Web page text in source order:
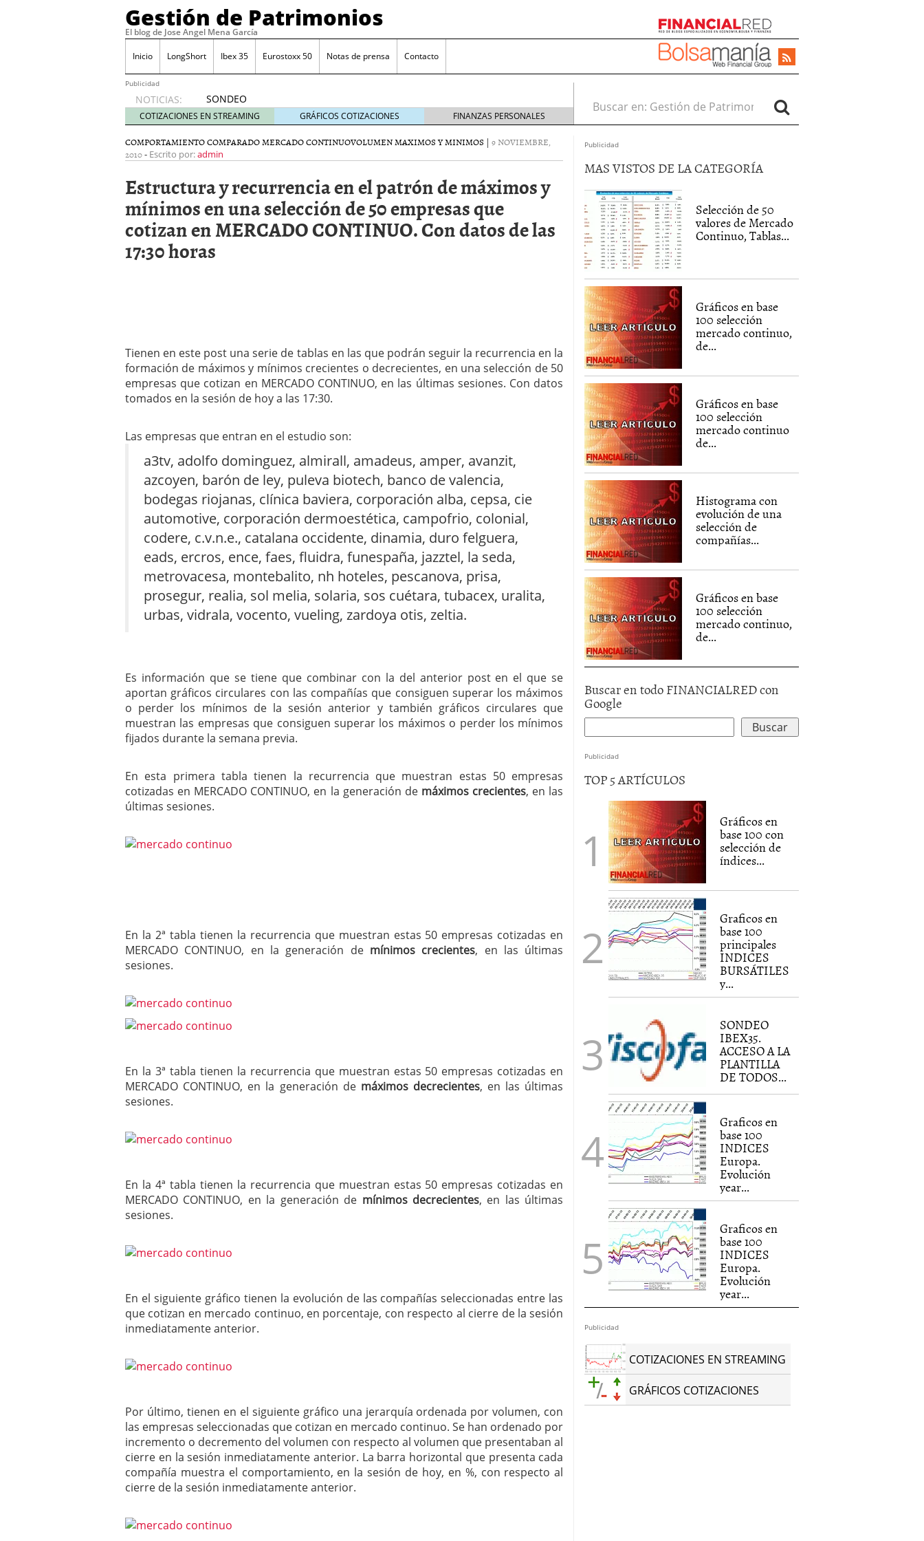
Gestión de Patrimonios
El blog de Jose Angel Mena García
Inicio LongShort Ibex 35 Eurostoxx 50 Notas de prensa Contacto
Publicidad
NOTICIAS:
SONDEO
IBEX35.
ACCESO
A LA
PLANTILLA
TODOS
LOS
VALORES
DE
IBEX35
mayo 29,
y a?n tienen recorrido adicional
mayo 24, 2013
CATALEJO SOBRE IBEX35. TERMOMETROS. Aún con recorrido a la baja para
alcanzar la zona de sobreventa y entonces si se podría apostar por un
rebote interesante
COTIZACIONES EN STREAMING GRÁFICOS COTIZACIONES FINANZAS PERSONALES
Buscar en:
COMPORTAMIENTO COMPARADO MERCADO CONTINUOVOLUMEN MAXIMOS Y MINIMOS | 9 NOVIEMBRE,
2010- Escrito por:admin
Estructura y recurrencia en el patrón de máximos y
mínimos en una selección de 50 empresas que
cotizan en MERCADO CONTINUO. Con datos de las
17:30 horas
Tienen en este post una serie de tablas en las que podrán seguir la recurrencia en la
formación de máximos y mínimos crecientes o decrecientes, en una selección de 50
empresas que cotizan en MERCADO CONTINUO, en las últimas sesiones. Con datos
tomados en la sesión de hoy a las 17:30.
Las empresas que entran en el estudio son:
a3tv, adolfo dominguez, almirall, amadeus, amper, avanzit,
azcoyen, barón de ley, puleva biotech, banco de valencia,
bodegas riojanas, clínica baviera, corporación alba, cepsa, cie
automotive, corporación dermoestética, campofrio, colonial,
codere, c.v.n.e., catalana occidente, dinamia, duro felguera,
eads, ercros, ence, faes, fluidra, funespaña, jazztel, la seda,
metrovacesa, montebalito, nh hoteles, pescanova, prisa,
prosegur, realia, sol melia, solaria, sos cuétara, tubacex, uralita,
urbas, vidrala, vocento, vueling, zardoya otis, zeltia.
Es información que se tiene que combinar con la del anterior post en el que se
aportan gráficos circulares con las compañías que consiguen superar los máximos
o perder los mínimos de la sesión anterior y también gráficos circulares que
muestran las empresas que consiguen superar los máximos o perder los mínimos
fijados durante la semana previa.
En esta primera tabla tienen la recurrencia que muestran estas 50 empresas
cotizadas en MERCADO CONTINUO, en la generación de máximos crecientes, en las
últimas sesiones.
En la 2ª tabla tienen la recurrencia que muestran estas 50 empresas cotizadas en
MERCADO CONTINUO, en la generación de mínimos crecientes, en las últimas
sesiones.
En la 3ª tabla tienen la recurrencia que muestran estas 50 empresas cotizadas en
MERCADO CONTINUO, en la generación de máximos decrecientes, en las últimas
sesiones.
En la 4ª tabla tienen la recurrencia que muestran estas 50 empresas cotizadas en
MERCADO CONTINUO, en la generación de mínimos decrecientes, en las últimas
sesiones.
En el siguiente gráfico tienen la evolución de las compañías seleccionadas entre las
que cotizan en mercado continuo, en porcentaje, con respecto al cierre de la sesión
inmediatamente anterior.
Por último, tienen en el siguiente gráfico una jerarquía ordenada por volumen, con
las empresas seleccionadas que cotizan en mercado continuo. Se han ordenado por
incremento o decremento del volumen con respecto al volumen que presentaban al
cierre en la sesión inmediatamente anterior. La barra horizontal que presenta cada
compañía muestra el comportamiento, en la sesión de hoy, en %, con respecto al
cierre de la sesión inmediatamente anterior.
Publicidad
MAS VISTOS DE LA CATEGORÍA
Selección de 50
valores de Mercado
Continuo, Tablas...
Gráficos en base
100 selección
mercado continuo,
de...
Gráficos en base
100 selección
mercado continuo
de...
Histograma con
evolución de una
selección de
compañías...
Gráficos en base
100 selección
mercado continuo,
de...
Buscar en todo FINANCIALRED con
Google
Publicidad
TOP 5 ARTÍCULOS
Gráficos en
base 100 con
selección de
índices...
Graficos en
base 100
principales
INDICES
BURSÁTILES
y...
SONDEO
IBEX35.
ACCESO A LA
PLANTILLA
DE TODOS...
Graficos en
base 100
INDICES
Europa.
Evolución
year...
Graficos en
base 100
INDICES
Europa.
Evolución
year...
Publicidad
COTIZACIONES EN STREAMING
GRÁFICOS COTIZACIONES